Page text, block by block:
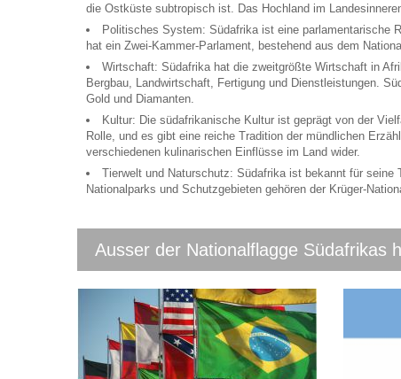
die Ostküste subtropisch ist. Das Hochland im
Politisches System: Südafrika ist eine parlamentarische
hat ein Zwei-Kammer-Parlament, bestehend aus dem
Wirtschaft: Südafrika hat die zweitgrößte Wirtschaft in
Bergbau, Landwirtschaft, Fertigung und Dienstleistungen.
Gold und Diamanten.
Kultur: Die südafrikanische Kultur ist geprägt von der
Rolle, und es gibt eine reiche Tradition der mündlichen
verschiedenen kulinarischen Einflüsse im Land wider.
Tierwelt und Naturschutz: Südafrika ist bekannt für
Nationalparks und Schutzgebieten gehören der Krüger-
Ausser der Nationalflagge Südafrikas